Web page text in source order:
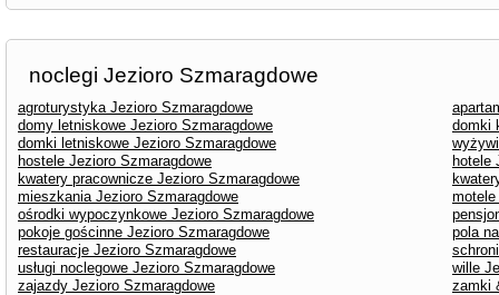
noclegi Jezioro Szmaragdowe
agroturystyka Jezioro Szmaragdowe
domy letniskowe Jezioro Szmaragdowe
domki
domki letniskowe Jezioro Szmaragdowe
hostele Jezioro Szmaragdowe
hotele
kwatery pracownicze Jezioro Szmaragdowe
mieszkania Jezioro Szmaragdowe
motele
ośrodki wypoczynkowe Jezioro Szmaragdowe
pokoje gościnne Jezioro Szmaragdowe
pola
restauracje Jezioro Szmaragdowe
usługi noclegowe Jezioro Szmaragdowe
wille
zajazdy Jezioro Szmaragdowe
zamki